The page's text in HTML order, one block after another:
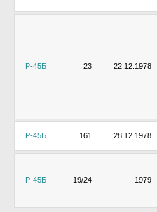
Р-45Б 23 22.12.1978
Р-45Б 161 28.12.1978
Р-45Б 19/24 1979